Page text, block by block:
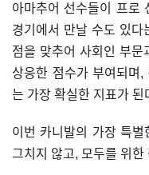
아마추어 선수들이 프로
경기에서 만날 수도 있다
점을 맞추어 사회인 부문
상응한 점수가 부여되며
는 가장 확실한 지표가 된
이번 카니발의 가장 특별
그치지 않고, 모두를 위